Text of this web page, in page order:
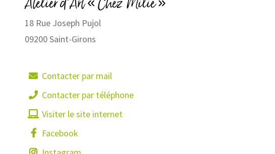
18 Rue Joseph Pujol
09200Saint-Girons
Contacter par mail
Contacter par téléphone
Visiter le site internet
Facebook